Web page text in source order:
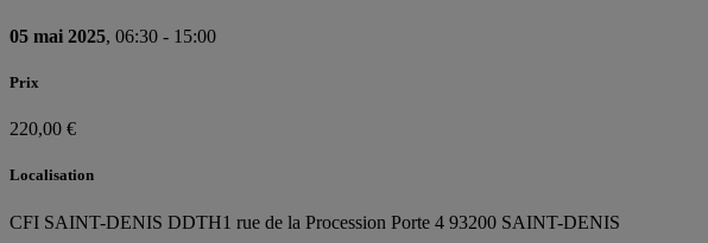
05 mai 2025, 06:30 - 15:00
Prix
220,00 €
Localisation
CFI SAINT-DENIS DDTH1 rue de la Procession Porte 4 93200 SAINT-DENIS